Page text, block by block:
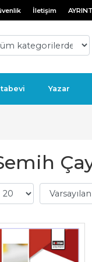
İletişim
Yazar